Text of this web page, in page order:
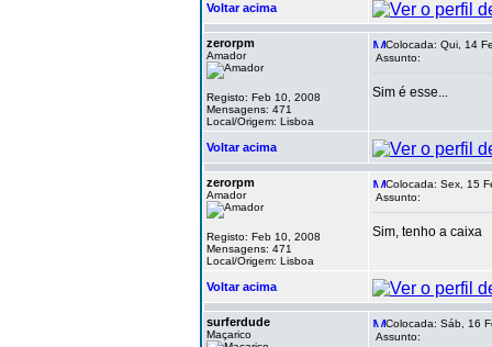
Voltar acima
zerorpm
Amador
Registo: Feb 10, 2008
Mensagens: 471
Local/Origem: Lisboa
Colocada: Qui, 14
Assunto:
Sim é esse...
Voltar acima
zerorpm
Amador
Registo: Feb 10, 2008
Mensagens: 471
Local/Origem: Lisboa
Colocada: Sex, 15
Assunto:
Sim, tenho a caixa
Voltar acima
surferdude
Maçarico
Colocada: Sáb, 16
Assunto: